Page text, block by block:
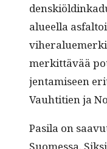
alueel­la
merkit­tävää
jen­tamiseen
Vauhti­tien ja
Pasi­la on
Suomes­sa.